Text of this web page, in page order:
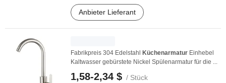
Anbieter Lieferant
Fabrikpreis 304 Edelstahl Küchenarmatur Einhebel
Kaltwasser gebürstete Nickel Spülenarmatur für die ...
1,58-2,34 $ / Stück